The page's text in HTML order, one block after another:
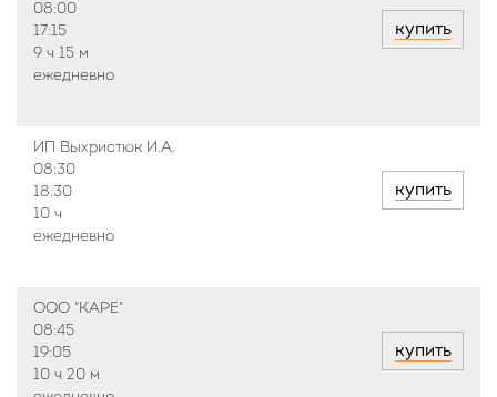
08:00
17:15
9 ч 15 м
ежедневно
купить
ИП Выхристюк И.А.
08:30
18:30
10 ч
ежедневно
купить
ООО "КАРЕ"
08:45
19:05
10 ч 20 м
купить